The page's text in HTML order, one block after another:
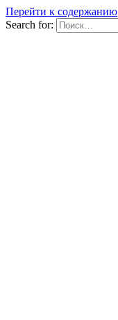
Перейти к содержанию
Search for: